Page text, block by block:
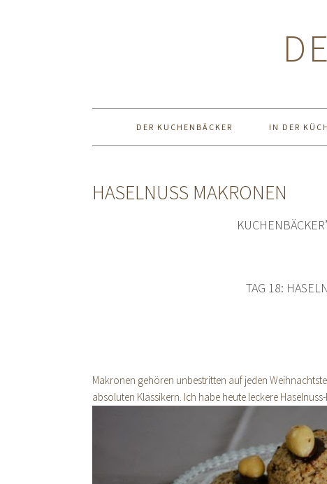
DER KUCHENBÄCKER IN DER
HASELNUSS MAKRONEN
TAG 18:
Makronen gehören unbestritten auf jeden
absoluten Klassikern. Ich habe heute leckere